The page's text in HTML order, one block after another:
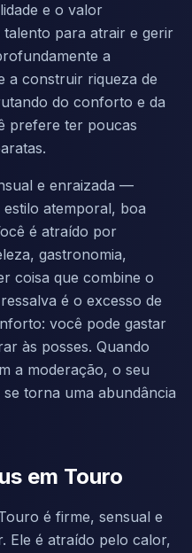
e o valor
para atrair e gerir
a
a construir riqueza de
do conforto e da
prefere ter poucas
e enraizada —
atemporal, boa
é atraído por
gastronomia,
coisa que combine o
é o excesso de
você pode gastar
às posses. Quando
a moderação, o seu
torna uma abundância
em Touro
é firme, sensual e
Ele é atraído pelo calor,